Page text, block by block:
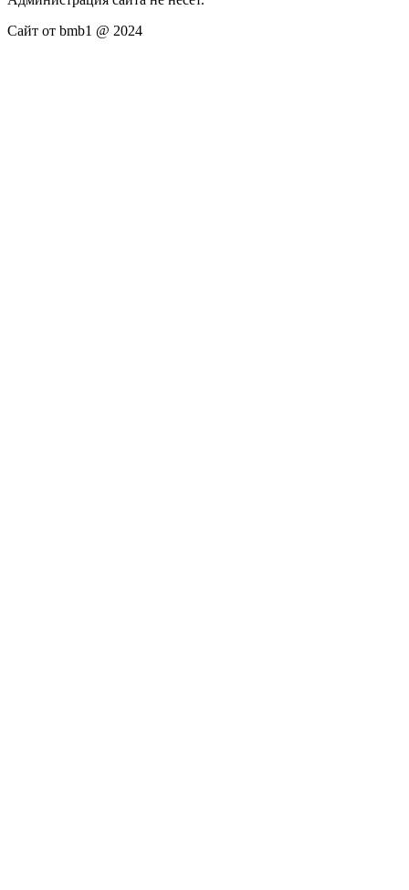
Сайт от bmb1 @ 2024